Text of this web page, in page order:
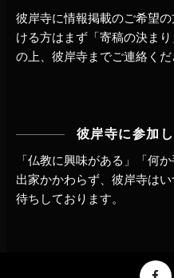
彼岸寺に情報掲載のご希望
ける方はまず 「寄稿の決ま
の上、 彼岸寺までご連絡 くだ
彼岸寺に参加
「仏教に興味がある」「何
出家かかわらず、 彼岸寺は
待ちしております。